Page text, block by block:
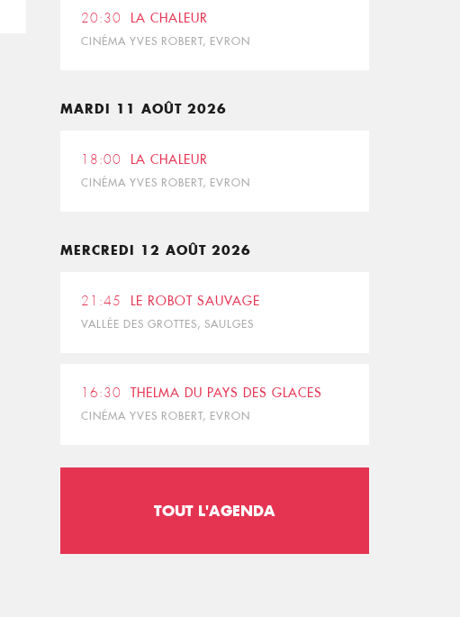
20:30 LA CHALEUR
CINÉMA YVES ROBERT, EVRON
MARDI 11 AOÛT 2026
18:00 LA CHALEUR
CINÉMA YVES ROBERT, EVRON
MERCREDI 12 AOÛT 2026
21:45 LE ROBOT SAUVAGE
VALLÉE DES GROTTES, SAULGES
16:30 THELMA DU PAYS DES GLACES
CINÉMA YVES ROBERT, EVRON
TOUT L'AGENDA